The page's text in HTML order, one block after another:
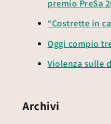
premio PreSa
“Costrette in
Oggi compio
Violenza sulle
Archivi